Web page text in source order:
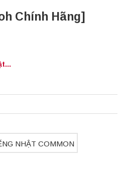
Chính Hãng]
NHẬT COMMON